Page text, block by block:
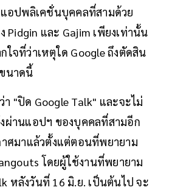
แอปพลิเคชั่นบุคคลที่สามด้วย
Pidgin และ Gajim เพียงเท่านั้น
ใจที่ว่าเหตุใด Google ถึงตัดสิน
นาดนี้
า "ปิด Google Talk" และจะไม่
ผ่านแอปฯ ของบุคคลที่สามอีก
ศมาแล้วตั้งแต่ตอนที่พยายาม
โดยผู้ใช้งานที่พยายาม
หลังวันที่ 16 มิ.ย. เป็นต้นไป จะ